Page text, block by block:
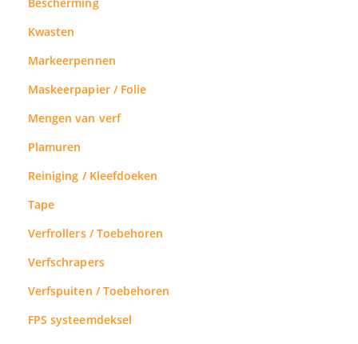
Kwasten
Markeerpennen
Maskeerpapier / Folie
Mengen van verf
Plamuren
Reiniging / Kleefdoeken
Tape
Verfrollers / Toebehoren
Verfschrapers
Verfspuiten / Toebehoren
FPS systeemdeksel